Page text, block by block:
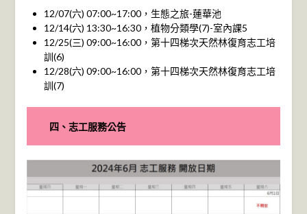
12/07(六) 07:00~17:00，生態之旅-蓮華池
12/14(六) 13:30~16:30，植物分類學(7)-室內課5
12/25(三) 09:00~16:00，第十四梯次天然林復育志工培
訓(6)
12/28(六) 09:00~16:00，第十四梯次天然林復育志工培
訓(7)
四、志工服務公告